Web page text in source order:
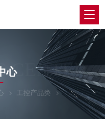
CENTER
心
工控产品类 FUJI富士